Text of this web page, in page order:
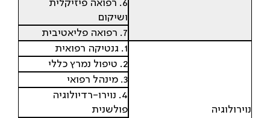
6. רפואה פיזיקלית
ושיקום
7. רפואה פליאטיבית
נוירולוגיה
1. גנטיקה רפואית
2. טיפול נמרץ כללי
3. מינהל רפואי
4. נוירו-רדיולוגיה
פולשנית